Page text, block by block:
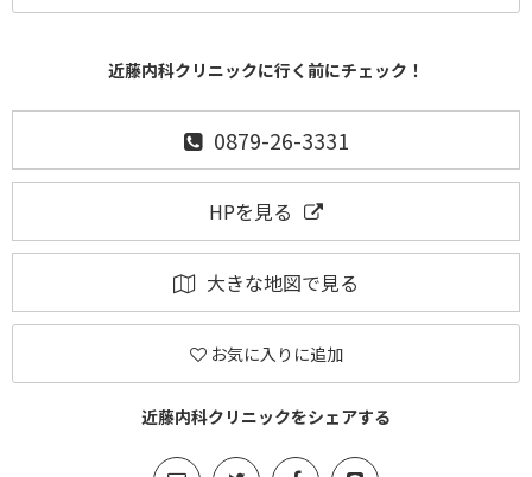
近藤内科クリニックに行く前にチェック！
0879-26-3331
HPを見る
大きな地図で見る
お気に入りに追加
近藤内科クリニックをシェアする